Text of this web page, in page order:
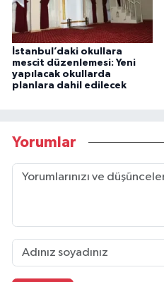
İstanbul’daki okullara
mescit düzenlemesi: Yeni
yapılacak okullarda
planlara dahil edilecek
Yorumlar